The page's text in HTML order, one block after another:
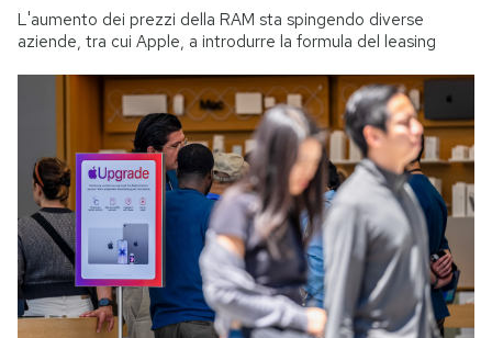
L'aumento dei prezzi della RAM sta spingendo diverse
aziende, tra cui Apple, a introdurre la formula del leasing